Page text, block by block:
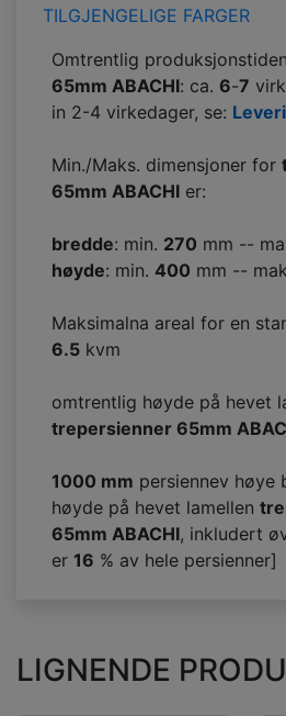
TILGJENGELIGE FARGER
Omtrentlig produksjonstiden
65mm ABACHI: ca. 6-7
in 2-4 virkedager, se:
Min./Maks. dimensjoner for
65mm ABACHI er:
bredde: min. 270 mm --
høyde: min. 400 mm --
Maksimalna areal for en
6.5 kvm
omtrentlig høyde på hevet
trepersienner 65mm
1000 mm persiennev høye
høyde på hevet lamellen
65mm ABACHI, inkludert
er 16 % av hele persienner]
LIGNENDE